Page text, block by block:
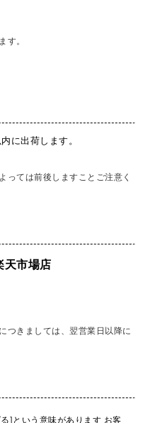
す。
に出荷します。
っては前後しますことご注意く
天市場店
つきましては、翌営業日以降に
]という意味があります お客